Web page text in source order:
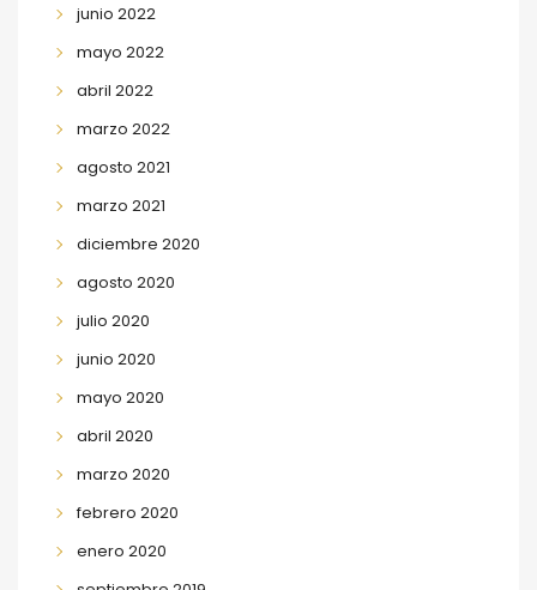
junio 2022
mayo 2022
abril 2022
marzo 2022
agosto 2021
marzo 2021
diciembre 2020
agosto 2020
julio 2020
junio 2020
mayo 2020
abril 2020
marzo 2020
febrero 2020
enero 2020